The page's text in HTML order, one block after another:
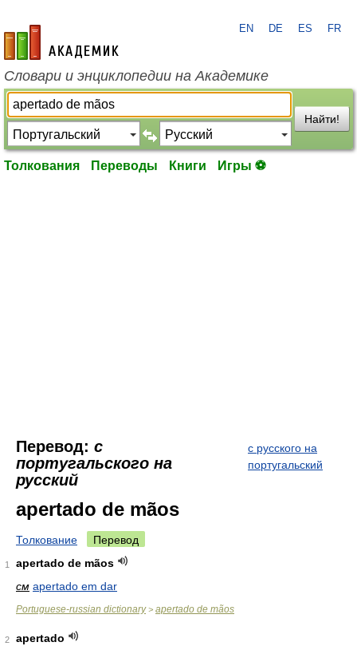
academic.ru
EN DE ES FR
Словари и энциклопедии на Академике
Найти!
Толкования Переводы Книги Игры ⚽
Перевод: с
португальского на
русский
с русского на
португальский
apertado de mãos
Толкование Перевод
1
apertado de mãos
см apertado em dar
Portuguese-russian dictionary> apertado de mãos
2
apertado